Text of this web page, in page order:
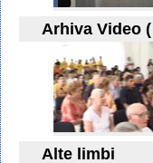
Arhiva Video (
Alte limbi